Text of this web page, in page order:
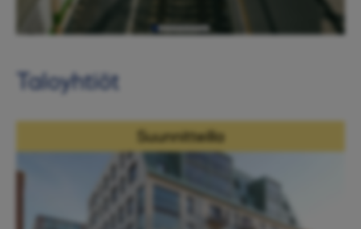
Taloyhtiöt
Suunnitteilla